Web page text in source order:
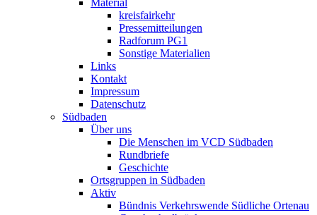
Material
kreisfairkehr
Pressemitteilungen
Radforum PG1
Sonstige Materialien
Links
Kontakt
Impressum
Datenschutz
Südbaden
Über uns
Die Menschen im VCD Südbaden
Rundbriefe
Geschichte
Ortsgruppen in Südbaden
Aktiv
Bündnis Verkehrswende Südliche Ortenau